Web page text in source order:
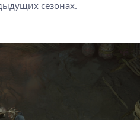
сезонах.